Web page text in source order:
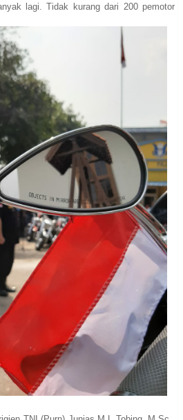
lagi. Tidak kurang dari 200 pemotor